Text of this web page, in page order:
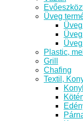
Üveg
Plastic,
Grill
Chafing
Textil,